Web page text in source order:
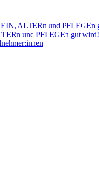
und PFLEGEn gut wird!